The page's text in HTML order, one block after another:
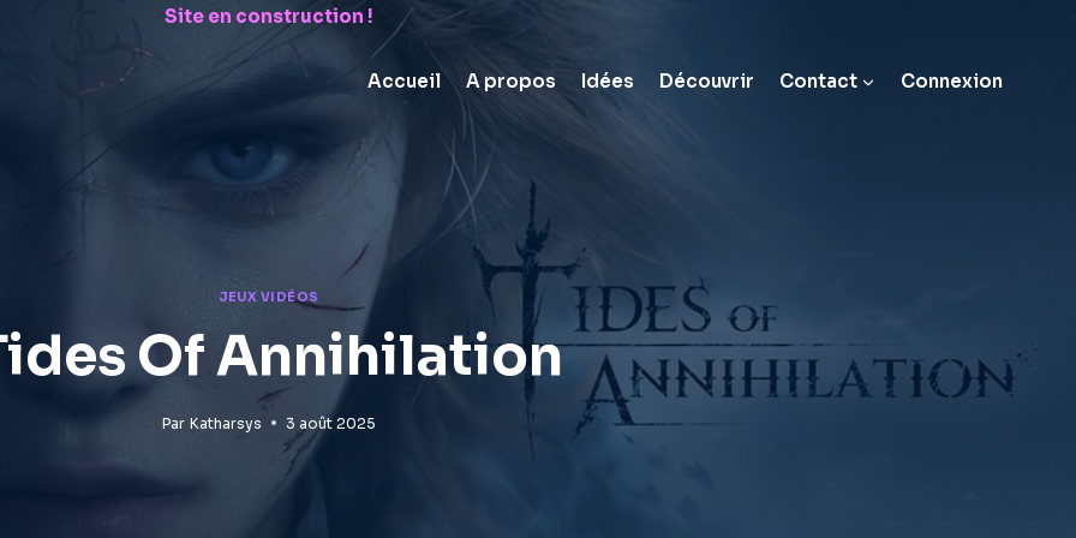
Site en construction !
Accueil A propos Idées Découvrir Contact Connexion
JEUX VIDÉOS
Of Annihilation
Par Katharsys 3 août 2025